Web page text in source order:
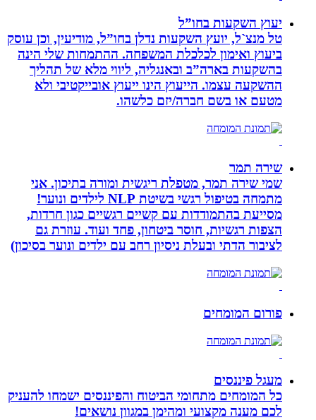
יעוץ השקעות בחו”ל
טל מנצ`ל, יועץ השקעות נדלן בחו”ל, מודיעין, וכן עוסק
ביעוץ ואימון לכלכלת המשפחה. ההתמחות שלי הינה
בהשקעות בארה”ב ובאנגליה, ליווי מלא של תהליך
ההשקעה עצמו. הייעוץ הינו ייעוץ אובייקטיבי ולא
מטעם או בשם חברה/יזם כלשהו.
שירה תמר
שמי שירה תמר, מטפלת ריגשית ומורה בתיכון. אני
מתמחה בטיפול רגשי בשיטת NLP לילדים ונוער!
מסייעת בהתמודדות עם קשיים רגשיים כגון חרדות,
הצפות רגשיות, חוסר ביטחון, פחד ועוד. עוזרת גם
לציבור הדתי ובעלת ניסיון רחב עם ילדים ונוער בסיכון)
פורום המומחים
מעגל פיננסים
כל המומחים מתחומי הביטוח והפיננסים ישמחו להעניק
לכם מענה מקצועי ומהימן במגוון נושאים!